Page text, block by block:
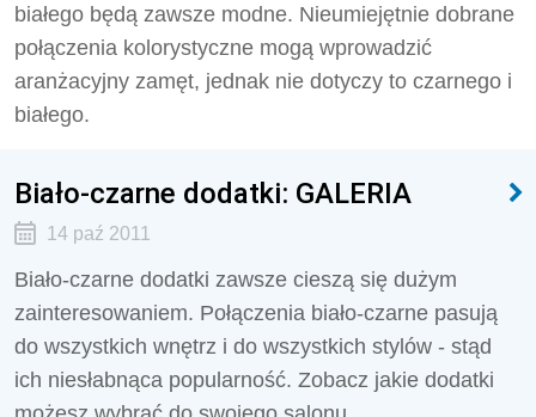
białego będą zawsze modne. Nieumiejętnie dobrane
połączenia kolorystyczne mogą wprowadzić
aranżacyjny zamęt, jednak nie dotyczy to czarnego i
białego.
Biało-czarne dodatki: GALERIA
14 paź 2011
Biało-czarne dodatki zawsze cieszą się dużym
zainteresowaniem. Połączenia biało-czarne pasują
do wszystkich wnętrz i do wszystkich stylów - stąd
ich niesłabnąca popularność. Zobacz jakie dodatki